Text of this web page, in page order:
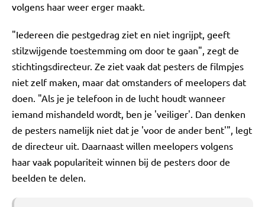
volgens haar weer erger maakt.
"Iedereen die pestgedrag ziet en niet ingrijpt, geeft
stilzwijgende toestemming om door te gaan", zegt de
stichtingsdirecteur. Ze ziet vaak dat pesters de filmpjes
niet zelf maken, maar dat omstanders of meelopers dat
doen. "Als je je telefoon in de lucht houdt wanneer
iemand mishandeld wordt, ben je 'veiliger'. Dan denken
de pesters namelijk niet dat je 'voor de ander bent'", legt
de directeur uit. Daarnaast willen meelopers volgens
haar vaak populariteit winnen bij de pesters door de
beelden te delen.